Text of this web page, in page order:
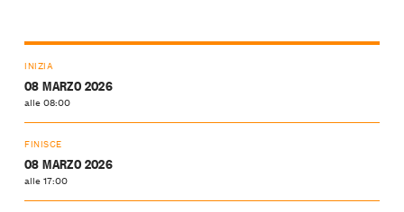
INIZIA
08 MARZO 2026
alle 08:00
FINISCE
08 MARZO 2026
alle 17:00